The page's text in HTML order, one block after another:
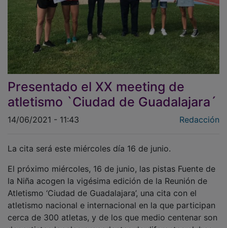
Presentado el XX meeting de
atletismo `Ciudad de Guadalajara´
Redacción
la Niña acogen la vigésima edición de la Reunión de
Atletismo ‘Ciudad de Guadalajara’, una cita con el
atletismo nacional e internacional en la que participan
cerca de 300 atletas, y de los que medio centenar son
deportistas locales procedentes de diferentes clubes.